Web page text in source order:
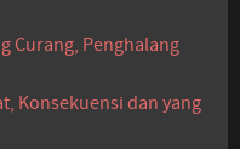
Curang, Penghalang
Konsekuensi dan yang